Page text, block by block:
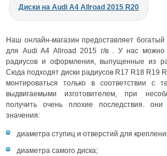
Диски на Audi A4 Allroad 2015 R20
Наш онлайн-магазин предоставляет
для Audi A4 Allroad 2015 г/в . У нас можно
радиусов и оформления, выпущенные из
Сюда подходят диски радиусов R17 R18 R19
монтироваться только в соответствии с
выдвигаемыми изготовителем, при
получить очень плохие последствия. они
значения:
диаметра ступиц и отверстий для
диаметра самого диска;